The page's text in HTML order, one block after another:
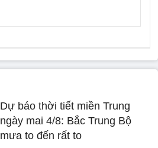
Dự báo thời tiết miền Trung
ngày mai 4/8: Bắc Trung Bộ
mưa to đến rất to